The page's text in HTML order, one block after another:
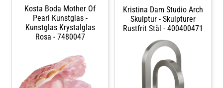
Kosta Boda Mother Of
Pearl Kunstglas -
Kunstglas Krystalglas
Rosa - 7480047
Kristina Dam Studio Arch
Skulptur - Skulpturer
Rustfrit Stål - 400400471